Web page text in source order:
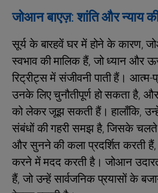
जोआन बाएज़: शांति और न्याय
सूर्य के बारहवें घर में होने के कारण,
स्वभाव की मालिक हैं, जो ध्यान और
रिट्रीट्स में संजीवनी पाती हैं। आत्म-
उनके लिए चुनौतीपूर्ण हो सकता है,
को लेकर जूझ सकती हैं। हालाँकि,
संबंधों की गहरी समझ है, जिसके
और सुनने की कला प्रदर्शित करती
करने में मदद करती है। जोआन
हैं, जो उन्हें सार्वजनिक प्रयासों के